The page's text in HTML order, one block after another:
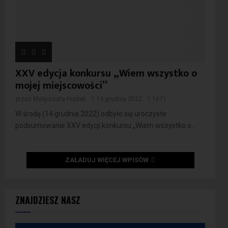
ZNAJDZIESZ NASZ
XXV edycja konkursu „Wiem wszystko o
mojej miejscowości”
W środę (14 grudnia 2022) odbyło się uroczyste
podsumowanie XXV edycji konkursu „Wiem wszystko o...
ZAŁADUJ WIĘCEJ WPISÓW